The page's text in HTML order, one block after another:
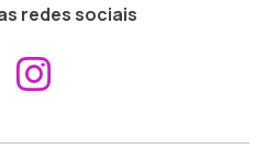
redes sociais
Aceder ao